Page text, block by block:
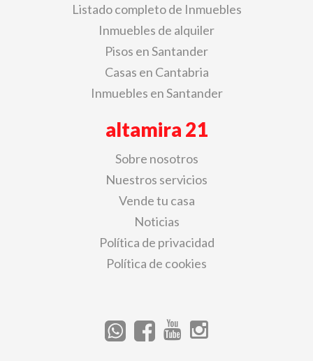
Listado completo de Inmuebles
Inmuebles de alquiler
Pisos en Santander
Casas en Cantabria
Inmuebles en Santander
altamira 21
Sobre nosotros
Nuestros servicios
Vende tu casa
Noticias
Política de privacidad
Política de cookies